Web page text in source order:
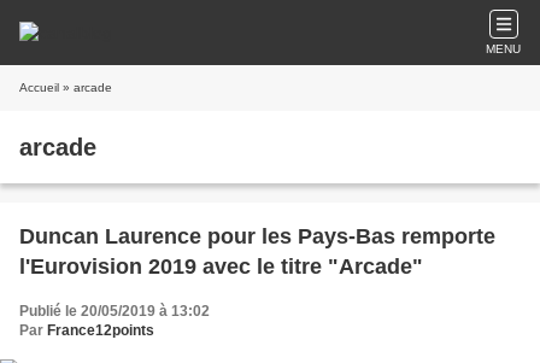
MENU
Accueil » arcade
arcade
Duncan Laurence pour les Pays-Bas remporte
l'Eurovision 2019 avec le titre "Arcade"
Publié le 20/05/2019 à 13:02
Par France12points